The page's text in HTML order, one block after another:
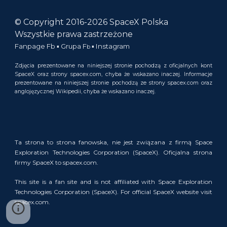
© Copyright 2016-2026SpaceX Polska
Wszystkie prawa zastrzeżone
Fanpage Fb ▪︎ Grupa Fb ▪︎ Instagram
Zdjęcia prezentowane na niniejszej stronie pochodzą z oficjalnych kont
SpaceX oraz strony spacex.com, chyba że wskazano inaczej. Informacje
prezentowane na niniejszej stronie pochodzą ze strony spacex.com oraz
anglojęzycznej Wikipedii, chyba że wskazano inaczej.
Ta strona to strona fanowska, nie jest związana z firmą Space
Exploration Technologies Corporation (SpaceX). Oficjalna strona
firmy SpaceX tospacex.com.
This site is a fan site and is not affiliated with Space Exploration
Technologies Corporation (SpaceX). For official SpaceX website visit
spacex.com